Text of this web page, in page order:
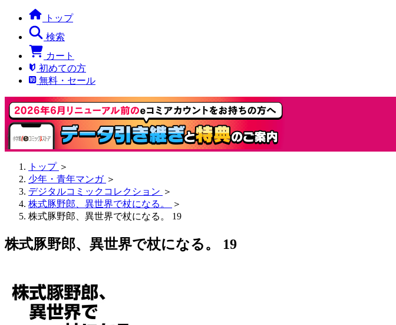
トップ
検索
カート
初めての方
無料・セール
トップ ＞
少年・青年マンガ ＞
デジタルコミックコレクション ＞
株式豚野郎、異世界で杖になる。
＞
株式豚野郎、異世界で杖になる。 19
株式豚野郎、異世界で杖になる。 19